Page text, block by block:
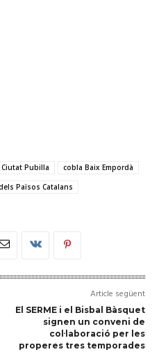
Ciutat Pubilla
cobla Baix Empordà
Països Catalans
Article següent
El SERME i el Bisbal Bàsquet
signen un conveni de
col·laboració per les
properes tres temporades